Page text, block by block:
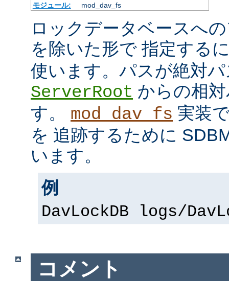
モジュール:
mod_dav_fs
ロックデータベースへ
を除いた形で 指定する
使います。パスが絶対
ServerRoot からの相
す。 mod_dav_fs 実装
を 追跡するために
います。
例
DavLockDB logs/
コメント